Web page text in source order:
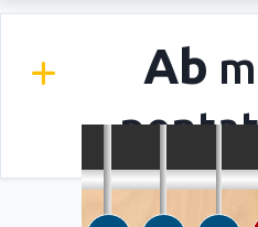
Ab